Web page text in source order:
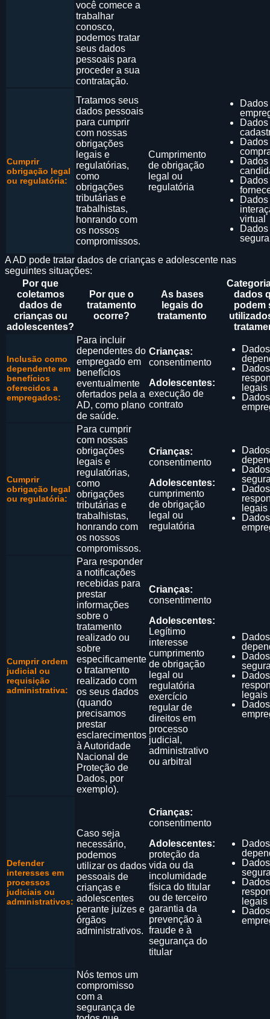
você comece a
trabalhar
conosco,
podemos tratar
seus dados
pessoais para
proceder a sua
contratação.
Cumprir
obrigação legal
ou regulatória:
Tratamos seus
dados pessoais
para cumprir
com nossas
obrigações
legais e
regulatórias,
como
obrigações
tributárias e
trabalhistas,
honrando com
os nossos
compromissos.
Cumprimento
de obrigação
legal ou
regulatória
virtual
A AD pode tratar dados de crianças e adolescente nas
seguintes situações:
Por que
coletamos
dados de
crianças ou
adolescentes?
Por que o
tratamento
ocorre?
As bases
legais do
tratamento
dados
podem
Inclusão como
dependente em
benefícios
oferecidos a
empregados:
Para incluir
dependentes do
empregado em
benefícios
eventualmente
ofertados pela a
AD, como plano
de saúde.
Crianças:
consentimento
Adolescentes:
execução de
contrato
legais
Cumprir
obrigação legal
ou regulatória:
Para cumprir
com nossas
obrigações
legais e
regulatórias,
como
obrigações
tributárias e
trabalhistas,
honrando com
os nossos
compromissos.
Crianças:
consentimento
Adolescentes:
cumprimento
de obrigação
legal ou
regulatória
legais
Cumprir ordem
judicial ou
requisição
administrativa:
Para responder
a notificações
recebidas para
prestar
informações
sobre o
tratamento
realizado ou
sobre
especificamente
o tratamento
realizado com
os seus dados
(quando
precisamos
prestar
esclarecimentos
à Autoridade
Nacional de
Proteção de
Dados, por
exemplo).
Crianças:
consentimento
Adolescentes:
Legítimo
interesse
cumprimento
de obrigação
legal ou
regulatória
exercício
regular de
direitos em
processo
judicial,
administrativo
ou arbitral
legais
Defender
interesses em
processos
judiciais ou
administrativos:
Caso seja
necessário,
podemos
utilizar os dados
pessoais de
crianças e
adolescentes
perante juízes e
órgãos
administrativos.
Crianças:
consentimento
Adolescentes:
proteção da
vida ou da
incolumidade
física do titular
ou de terceiro
garantia da
prevenção à
fraude e à
segurança do
titular
legais
Nós temos um
compromisso
com a
segurança de